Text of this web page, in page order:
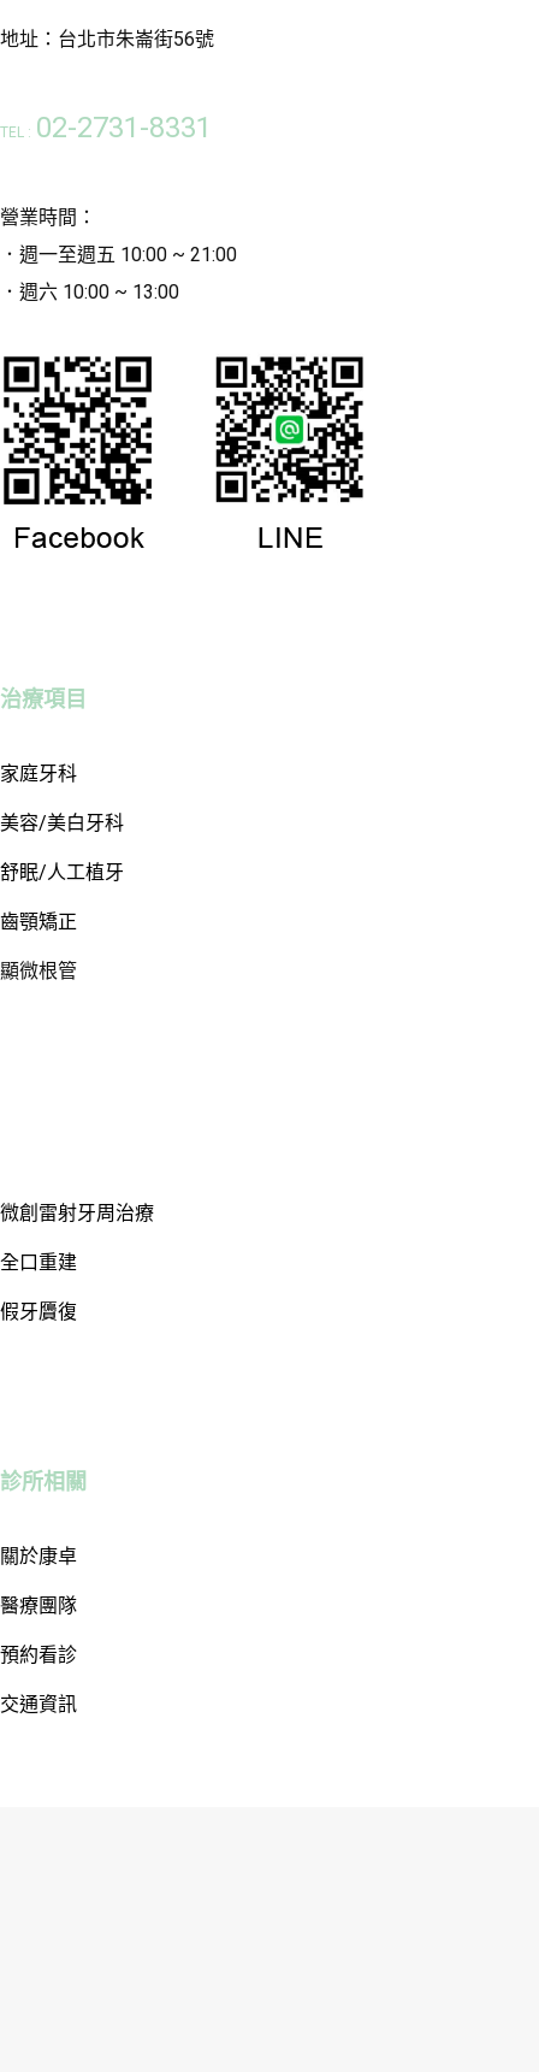
地址：台北市朱崙街56號
TEL : 02-2731-8331
營業時間：
．週一至週五 10:00 ~ 21:00
．週六 10:00 ~ 13:00
治療項目
家庭牙科
美容/美白牙科
舒眠/人工植牙
齒顎矯正
顯微根管
微創雷射牙周治療
全口重建
假牙贗復
診所相關
關於康卓
醫療團隊
預約看診
交通資訊